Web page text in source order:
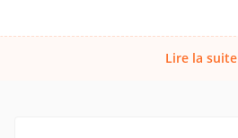
Lire la suite